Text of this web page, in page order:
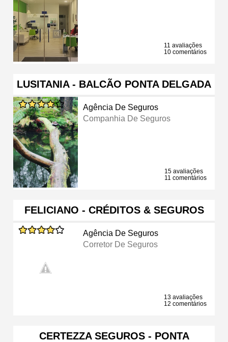
11 avaliações
10 comentários
LUSITANIA - BALCÃO PONTA DELGADA
Agência De Seguros
Companhia De Seguros
15 avaliações
11 comentários
FELICIANO - CRÉDITOS & SEGUROS
Agência De Seguros
Corretor De Seguros
13 avaliações
12 comentários
CERTEZZA SEGUROS - PONTA